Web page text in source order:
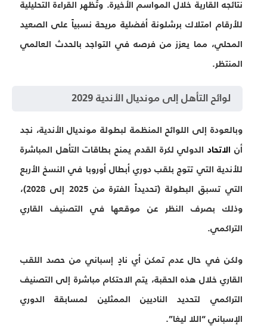
نتائجه القارية خلال المواسم الأخيرة. وتُظهر القراءة التحليلية
للأرقام امتلاك برشلونة أفضلية مريحة نسبياً على الصعيد
المحلي، مما يعزز من فرصه في التواجد بالحدث العالمي
المنتظر.
لوائح التأهل إلى مونديال الأندية 2029
وبالعودة إلى اللوائح المنظمة لبطولة مونديال الأندية، نجد
أن الاتحادالدولي لكرة القدم يمنح بطاقات التأهل المباشرة
للأندية التي تتوج بلقب دوري أبطال أوروبا في النسخ الأربع
التي تسبق البطولة (تحديداً الفترة من 2025 إلى 2028)،
وذلك بصرف النظر عن موقعها في التصنيف القاري
التراكمي.
ولكن في حال عدم تمكن أي نادٍ إسباني من حصد اللقب
القاري خلال هذه الحقبة، يتم الاحتكام مباشرة إلى التصنيف
التراكمي لتحديد الناديين الممثلين لمسابقة الدوري
الإسباني “اللا ليغا”.